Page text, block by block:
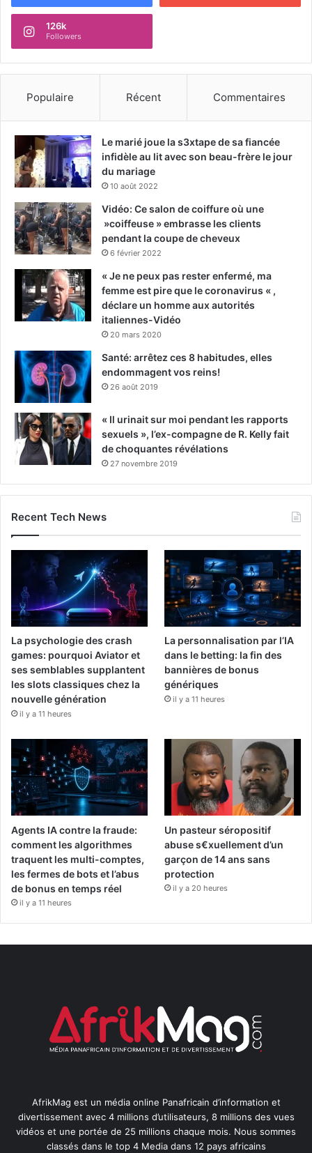
126k
Followers
Populaire Récent Commentaires
Le marié joue la s3xtape de sa fiancée
infidèle au lit avec son beau-frère le jour
du mariage
10 août 2022
Vidéo: Ce salon de coiffure où une
»coiffeuse » embrasse les clients
pendant la coupe de cheveux
6 février 2022
« Je ne peux pas rester enfermé, ma
femme est pire que le coronavirus « ,
déclare un homme aux autorités
italiennes-Vidéo
20 mars 2020
Santé: arrêtez ces 8 habitudes, elles
endommagent vos reins!
26 août 2019
« Il urinait sur moi pendant les rapports
sexuels », l’ex-compagne de R. Kelly fait
de choquantes révélations
27 novembre 2019
Recent Tech News
La psychologie des crash
games: pourquoi Aviator et
ses semblables supplantent
les slots classiques chez la
nouvelle génération
il y a 11 heures
La personnalisation par l’IA
dans le betting: la fin des
bannières de bonus
génériques
il y a 11 heures
Agents IA contre la fraude:
comment les algorithmes
traquent les multi-comptes,
les fermes de bots et l’abus
de bonus en temps réel
il y a 11 heures
Un pasteur séropositif
abuse s€xuellement d’un
garçon de 14 ans sans
protection
il y a 20 heures
AfrikMag est un média online Panafricain d’information et
divertissement avec 4 millions d’utilisateurs, 8 millions des vues
vidéos et une portée de 25 millions chaque mois. Nous sommes
classés dans le top 4 Media dans 12 pays africains